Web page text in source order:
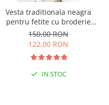
Vesta traditionala neagra
pentru fetite cu broderie
florala rosie Sonia 01
150,00 RON
122,00 RON
IN STOC